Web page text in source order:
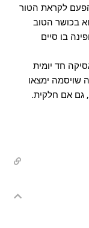
לקראת הטור
בכושר הטוב
בו סיים
חד יומית
לסיום. מקווה שויסמה ימצאו
גם אם חלקית.